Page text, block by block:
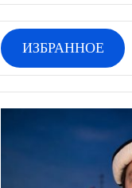
ИЗБРАННОЕ